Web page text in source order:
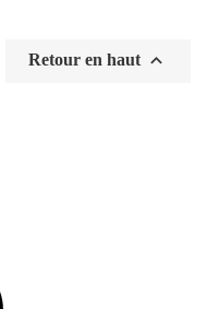
Retour en haut 